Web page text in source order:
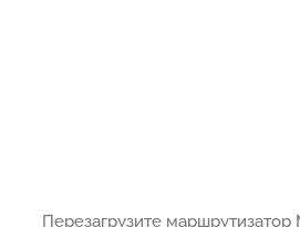
Перезагрузите маршрутизатор